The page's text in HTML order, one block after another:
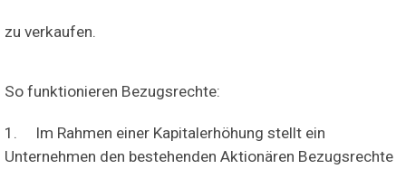
zu verkaufen.
So funktionieren Bezugsrechte:
1. Im Rahmen einer Kapitalerhöhung stellt ein
Unternehmen den bestehenden Aktionären Bezugsrechte